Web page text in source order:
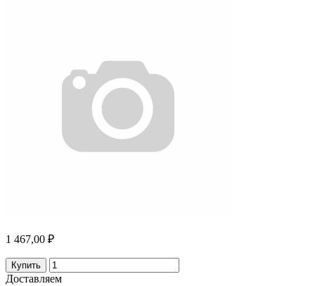
1 467,00 ₽
Купить
Доставляем